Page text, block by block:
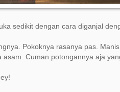
sedikit dengan cara diganjal
Pokoknya rasanya pas.
Cuman potongannya aja